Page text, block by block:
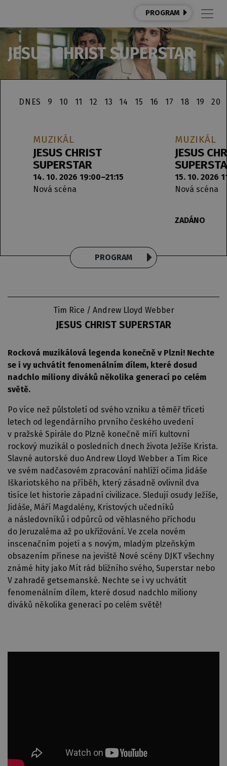
PROGRAM
JESUS CHRIST SUPERSTAR
DNES 9 10 11 12 13 14 15 16 17 18 19 20
MUZIKÁL
JESUS CHRIST
SUPERSTAR
14. 10. 2026 19:00–21:15
Nová scéna
MUZIKÁL
JESUS
15. 10. 2026
Nová scéna
ZADÁNO
PROGRAM
Tim Rice / Andrew Lloyd Webber
JESUS CHRIST SUPERSTAR
Rocková muzikálová legenda konečně v Plzni! Nechte
se i vy uchvátit fenomenálním dílem, které dosud
nadchlo miliony diváků několika generací po celém
světě.
Po více než půlstoletí od svého vzniku a téměř třiceti
letech od legendárního prvního českého uvedení
v pražské Spirále do Plzně konečně míří kultovní
rockový muzikál o posledních dnech života Ježíše Krista.
Slavné autorské duo Andrew Lloyd Webber a Tim Rice
ve svém nadčasovém zpracování nahlíží očima Jidáše
Iškariotského na příběh, který zásadně ovlivnil dva
tisíce let historie západní civilizace. Sledují osudy Ježíše,
Jidáše, Máří Magdalény, Kristových učedníků
a následovníků i odpůrců od věhlasného příchodu
do Jeruzaléma až po ukřižování. Ve zcela novém
inscenačním pojetí a s novým, mladým plzeňským
obsazením přinese na jeviště Nové scény DJKT všechny
známé hity jako Mít rád bližního svého, Superstar nebo
V zahradě getsemanské. Nechte se i vy uchvátit
fenomenálním dílem, které dosud nadchlo miliony
diváků několika generací po celém světě!